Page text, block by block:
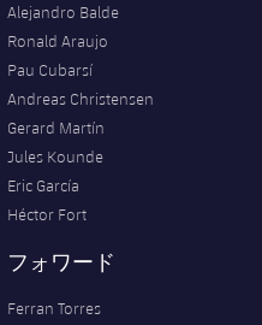
Alejandro Balde
Ronald Araujo
Pau Cubarsí
Andreas Christensen
Gerard Martín
Jules Kounde
Eric García
Héctor Fort
フォワード
Ferran Torres